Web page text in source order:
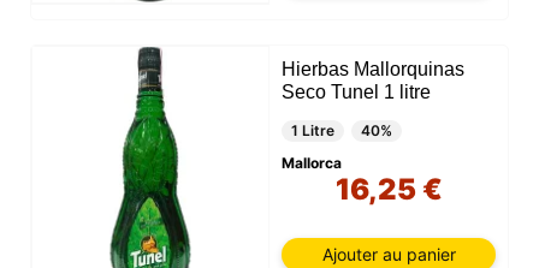
Hierbas Mallorquinas
Seco Tunel 1 litre
1 Litre
40%
Mallorca
16,25 €
Ajouter au panier